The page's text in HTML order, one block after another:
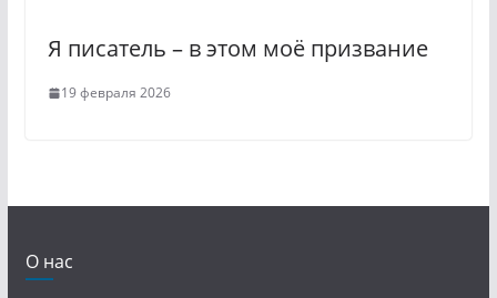
Я писатель – в этом моё призвание
19 февраля 2026
О нас